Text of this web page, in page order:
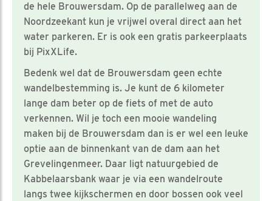
de hele Brouwersdam. Op de parallelweg aan de
Noordzeekant kun je vrijwel overal direct aan het
water parkeren. Er is ook een gratis parkeerplaats
bij PixXLife.
Bedenk wel dat de Brouwersdam geen echte
wandelbestemming is. Je kunt de 6 kilometer
lange dam beter op de fiets of met de auto
verkennen. Wil je toch een mooie wandeling
maken bij de Brouwersdam dan is er wel een leuke
optie aan de binnenkant van de dam aan het
Grevelingenmeer. Daar ligt natuurgebied de
Kabbelaarsbank waar je via een wandelroute
langs twee kijkschermen en door bossen ook veel